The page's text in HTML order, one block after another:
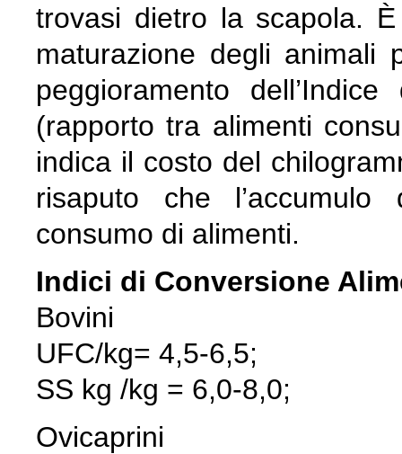
trovasi dietro la scapola.
maturazione degli
peggioramento
(rapporto tra alimenti
indica il costo del
risaputo che
consumo di alimenti.
Indici di Conversione
Bovini
UFC/kg= 4,5-6,5;
SS kg /kg = 6,0-8,0;
Ovicaprini